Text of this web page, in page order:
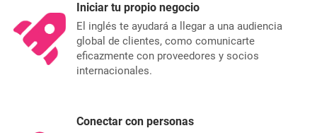
Iniciar tu propio negocio
El inglés te ayudará a llegar a una audiencia
global de clientes, como comunicarte
eficazmente con proveedores y socios
internacionales.
Conectar con personas